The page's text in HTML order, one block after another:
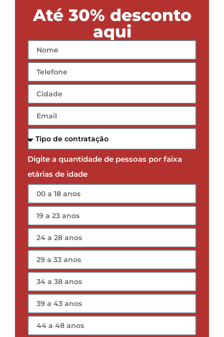
Até 30% desconto
aqui
Digite a quantidade de pessoas por faixa
etárias de idade